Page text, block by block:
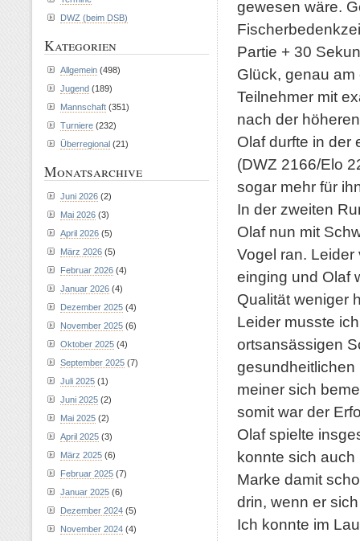
gewesen wäre.
Partie + 30
Glück, genau
Teilnehmer mit
nach der
Olaf durfte in der
(DWZ 2166/Elo
sogar mehr für
In der zweiten
Olaf nun mit
Vogel ran.
einging und Olaf
Qualität weniger
Leider musste
ortsansässigen
meiner sich
somit war der
Olaf spielte
konnte sich
Marke damit
drin, wenn er
Ich konnte im
DWZ (beim DSB)
Kategorien
Allgemein (498)
Jugend (189)
Mannschaft (351)
Turniere (232)
Überregional (21)
Monatsarchive
Juni 2026 (2)
Mai 2026 (3)
April 2026 (5)
März 2026 (5)
Februar 2026 (4)
Januar 2026 (4)
Dezember 2025 (4)
November 2025 (6)
Oktober 2025 (4)
September 2025 (7)
Juli 2025 (1)
Juni 2025 (2)
Mai 2025 (2)
April 2025 (3)
März 2025 (6)
Februar 2025 (7)
Januar 2025 (6)
Dezember 2024 (5)
November 2024 (4)